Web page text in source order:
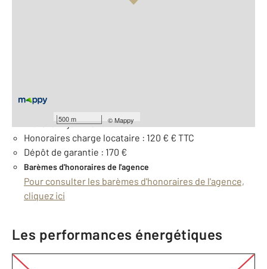
500 m ©Mappy
Loyer de base : 170 € par mois
Libre le : 1 juin 2026
Honoraires charge locataire : 120 € € TTC
Dépôt de garantie : 170 €
Barèmes d'honoraires de l'agence
Pour consulter les barèmes d'honoraires de l'agence,
cliquez ici
Les performances énergétiques